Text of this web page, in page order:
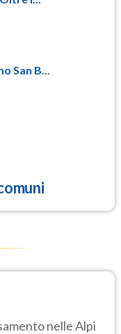
San B...
nelle Alpi